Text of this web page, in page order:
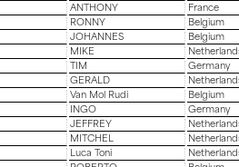
ANTHONY
France
RONNY
Belgium
JOHANNES
Belgium
MIKE
TIM
Germany
GERALD
Van Mol Rudi
Belgium
INGO
Germany
JEFFREY
MITCHEL
Luca Toni